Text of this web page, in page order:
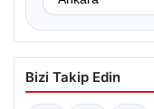
Bizi Takip Edin